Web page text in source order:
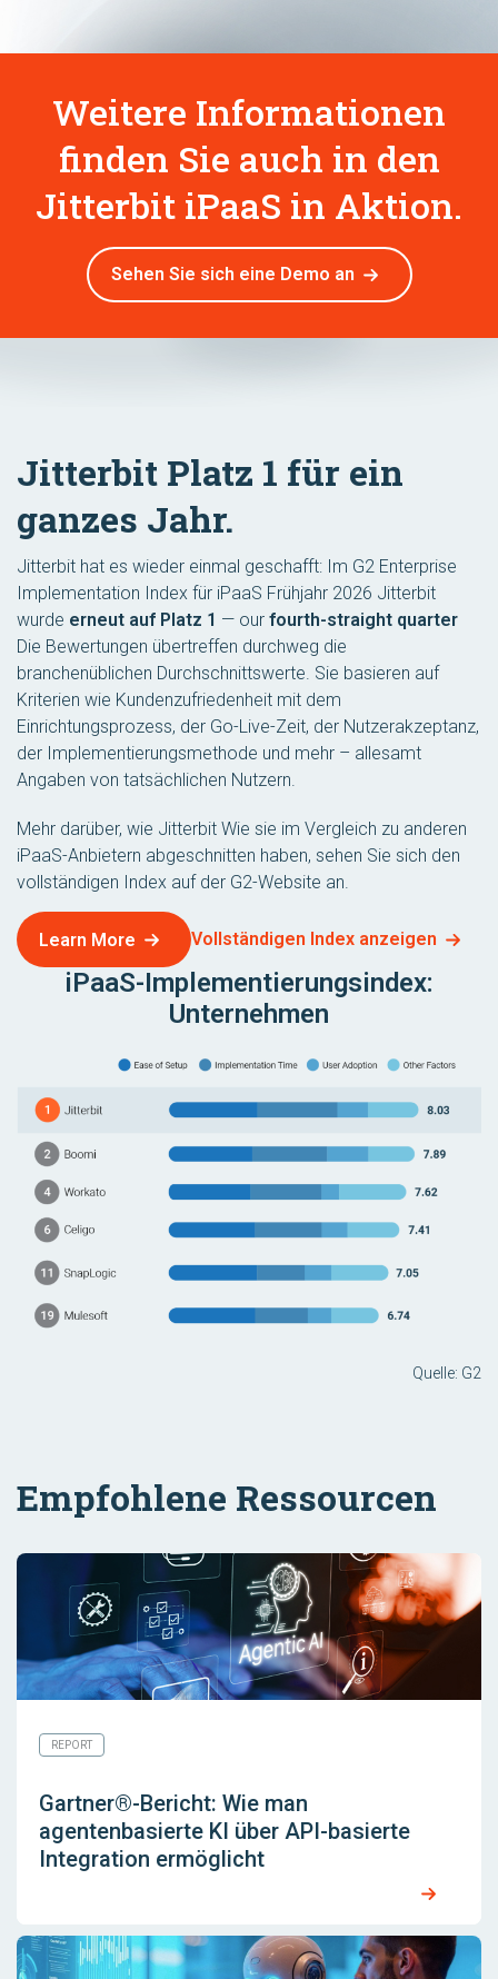
Weitere Informationen
finden Sie auch in den
Jitterbit iPaaS in Aktion.
Sehen Sie sich eine Demo an
Jitterbit Platz 1 für ein
ganzes Jahr.
Jitterbit hat es wieder einmal geschafft: Im G2 Enterprise
Implementation Index für iPaaS Frühjahr 2026 Jitterbit
wurde erneut auf Platz 1 — our fourth-straight quarter
Die Bewertungen übertreffen durchweg die
branchenüblichen Durchschnittswerte. Sie basieren auf
Kriterien wie Kundenzufriedenheit mit dem
Einrichtungsprozess, der Go-Live-Zeit, der Nutzerakzeptanz,
der Implementierungsmethode und mehr – allesamt
Angaben von tatsächlichen Nutzern.
Mehr darüber, wie Jitterbit Wie sie im Vergleich zu anderen
iPaaS-Anbietern abgeschnitten haben, sehen Sie sich den
vollständigen Index auf der G2-Website an.
Learn More Vollständigen Index anzeigen
iPaaS-Implementierungsindex:
Unternehmen
Quelle: G2
Empfohlene Ressourcen
REPORT
Gartner®-Bericht: Wie man
agentenbasierte KI über API-basierte
Integration ermöglicht